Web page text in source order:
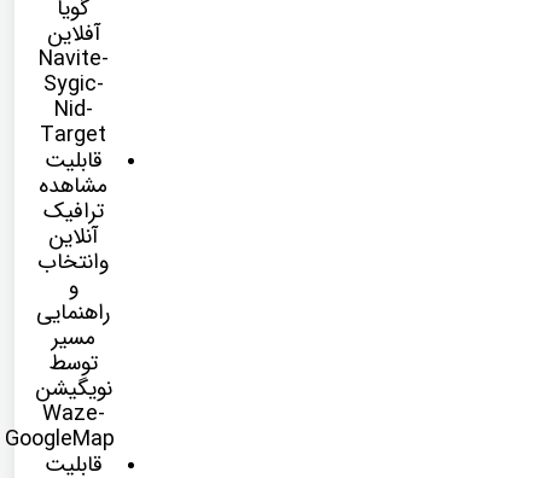
گویا
آفلاین
Navite-
Sygic-
Nid-
Target
قابلیت
مشاهده
ترافیک
آنلاین
وانتخاب
و
راهنمایی
مسیر
توسط
نویگیشن
Waze-
GoogleMap
قابلیت